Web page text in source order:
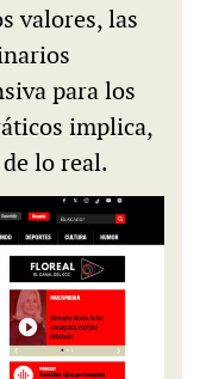
valores, las
para los
implica,
lo real.